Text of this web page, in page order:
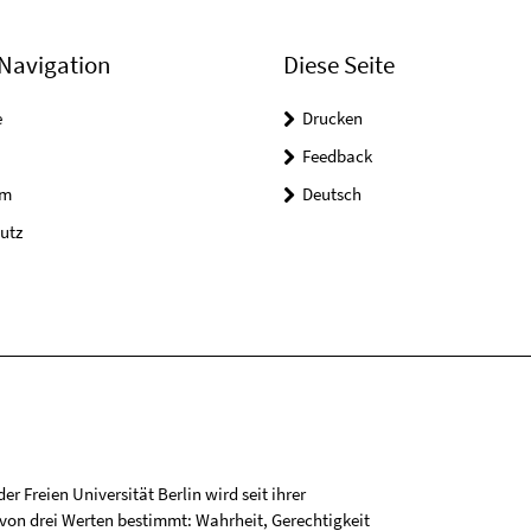
Diese Seite
Drucken
Feedback
Deutsch
Freien Universität Berlin wird seit ihrer
drei Werten bestimmt: Wahrheit, Gerechtigkeit